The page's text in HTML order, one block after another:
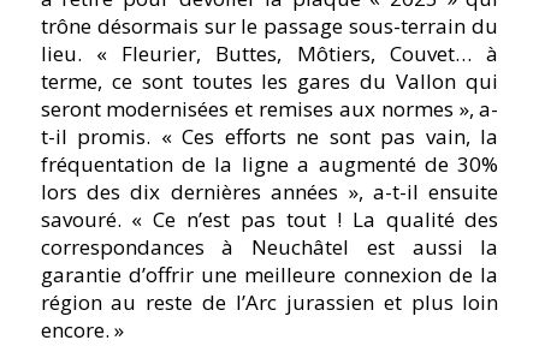
trône désormais sur le passage sous-terrain du
lieu. « Fleurier, Buttes, Môtiers, Couvet… à
terme, ce sont toutes les gares du Vallon qui
seront modernisées et remises aux normes », a-
t-il promis. « Ces efforts ne sont pas vain, la
fréquentation de la ligne a augmenté de 30%
lors des dix dernières années », a-t-il ensuite
savouré. « Ce n’est pas tout ! La qualité des
correspondances à Neuchâtel est aussi la
garantie d’offrir une meilleure connexion de la
région au reste de l’Arc jurassien et plus loin
encore. »